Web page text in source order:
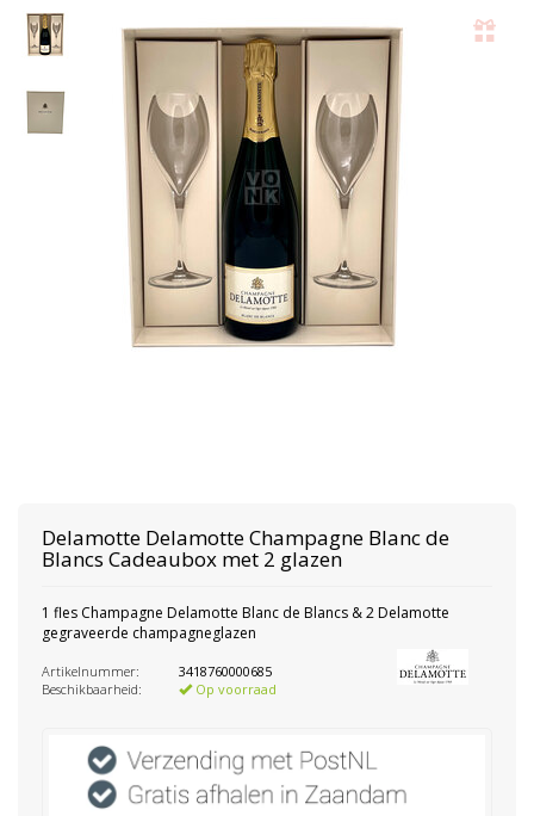
Delamotte Delamotte Champagne Blanc de
Blancs Cadeaubox met 2 glazen
1 fles Champagne Delamotte Blanc de Blancs & 2 Delamotte
gegraveerde champagneglazen
Artikelnummer:
3418760000685
Beschikbaarheid:
Op voorraad